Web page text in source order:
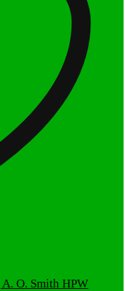
O. Smith HPW